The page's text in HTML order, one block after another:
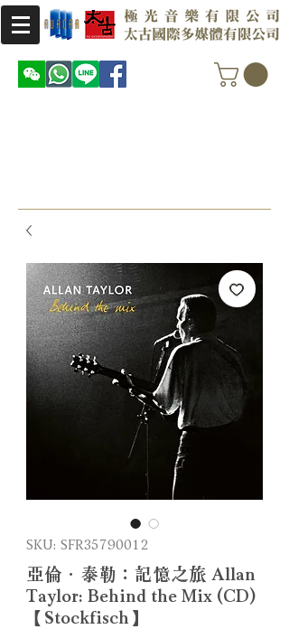
SKU: SFR35790012
亞倫．泰勒：記憶之旅 Allan
Taylor: Behind the Mix (CD)
【Stockfisch】